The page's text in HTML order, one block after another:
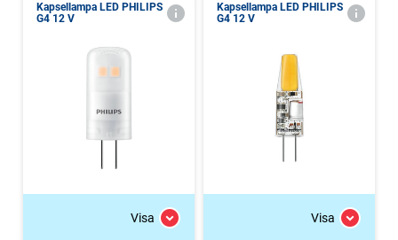
Kapsellampa LED PHILIPS
G4 12 V
Visa
Kapsellampa LED PHILIPS
G4 12 V
Visa